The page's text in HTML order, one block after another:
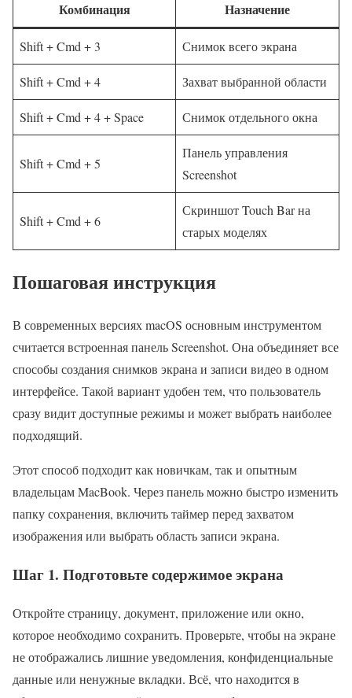
Комбинация Назначение
Shift + Cmd + 3 Снимок всего экрана
Shift + Cmd + 4 Захват выбранной области
Shift + Cmd + 4 + Space Снимок отдельного окна
Shift + Cmd + 5
Панель управления
Screenshot
Shift + Cmd + 6
Скриншот Touch Bar на
старых моделях
Пошаговая инструкция
В современных версиях macOS основным инструментом
считается встроенная панель Screenshot. Она объединяет все
способы создания снимков экрана и записи видео в одном
интерфейсе. Такой вариант удобен тем, что пользователь
сразу видит доступные режимы и может выбрать наиболее
подходящий.
Этот способ подходит как новичкам, так и опытным
владельцам MacBook. Через панель можно быстро изменить
папку сохранения, включить таймер перед захватом
изображения или выбрать область записи экрана.
Шаг 1. Подготовьте содержимое экрана
Откройте страницу, документ, приложение или окно,
которое необходимо сохранить. Проверьте, чтобы на экране
не отображались лишние уведомления, конфиденциальные
данные или ненужные вкладки. Всё, что находится в